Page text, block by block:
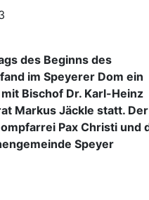
des Beginns des
im Speyerer Dom ein
Bischof Dr. Karl-Heinz
Markus Jäckle statt. Der
Pax Christi und
Speyer